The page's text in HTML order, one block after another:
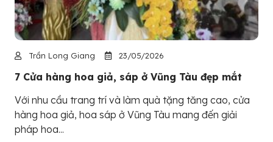
Trần Long Giang 23/05/2026
7 Cửa hàng hoa giả, sáp ở Vũng Tàu đẹp mắt
Với nhu cầu trang trí và làm quà tặng tăng cao, cửa
hàng hoa giả, hoa sáp ở Vũng Tàu mang đến giải
pháp hoa...